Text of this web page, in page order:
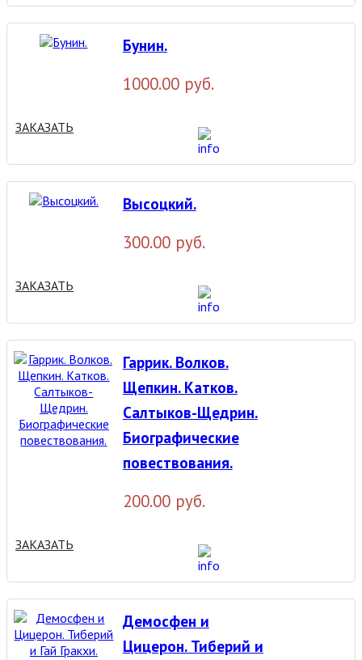
Бунин.
1000.00 руб.
ЗАКАЗАТЬ
Высоцкий.
300.00 руб.
ЗАКАЗАТЬ
Гаррик. Волков.
Щепкин. Катков.
Салтыков-Щедрин.
Биографические
повествования.
200.00 руб.
ЗАКАЗАТЬ
Демосфен и
Цицерон. Тиберий и